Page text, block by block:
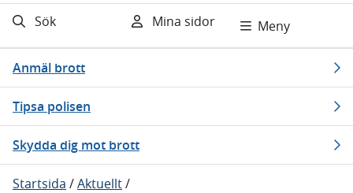
Sök Mina sidor Meny
Anmäl brott
Tipsa polisen
Skydda dig mot brott
Startsida /Aktuellt/